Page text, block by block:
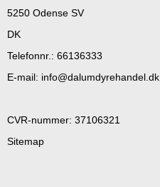
5250 Odense SV
DK
Telefonnr. : 66136333
E-mail: info@dalumdyrehandel.dk
CVR-nummer: 37106321
Sitemap